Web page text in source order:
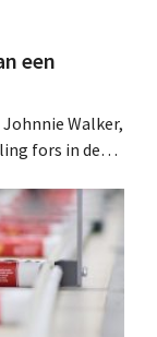
een
Walker,
fors in de